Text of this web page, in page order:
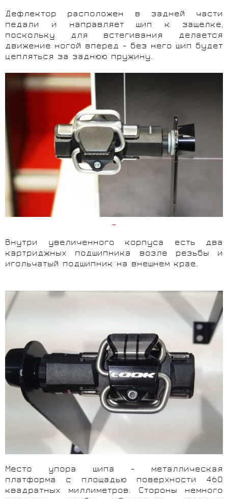
Дефлектор расположен в задней части
педали и направляет шип к защелке,
поскольку для встегивания делается
движение ногой вперед - без него шип будет
цепляться за заднюю пружину.
Внутри увеличенного корпуса есть два
картриджных подшипника возле резьбы и
игольчатый подшипник на внешнем крае.
Место упора шипа - металлическая
платформа с площадью поверхности 460
квадратных миллиметров. Стороны немного